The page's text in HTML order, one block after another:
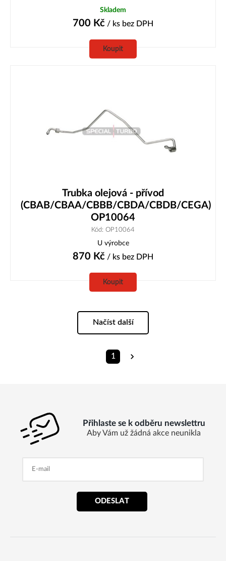
Skladem
700 Kč / ks bez DPH
Koupit
Trubka olejová - přívod
(CBAB/CBAA/CBBB/CBDA/CBDB/CEGA)
OP10064
Kód: OP10064
U výrobce
870 Kč / ks bez DPH
Koupit
Načíst další
1
Přihlaste se k odběru newslettru
Aby Vám už žádná akce neunikla
ODESLAT